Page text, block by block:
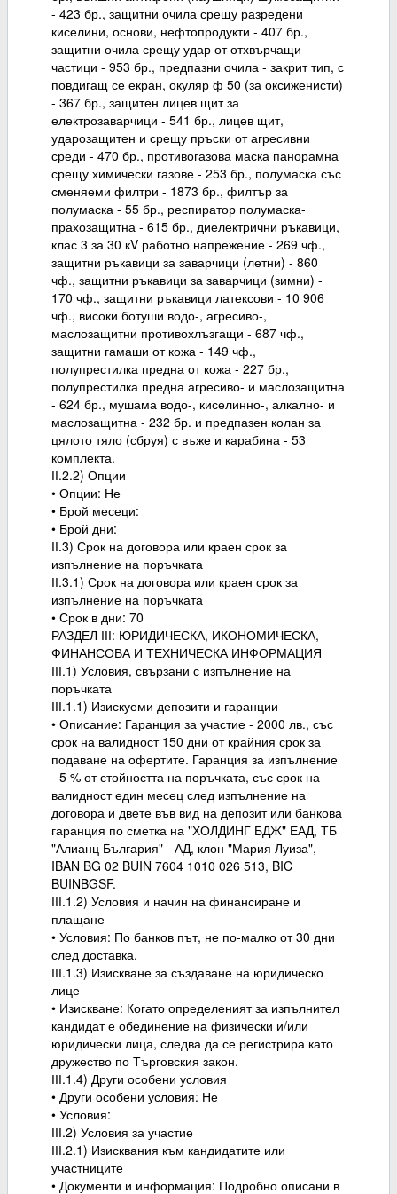
- 423 бр., защитни очила срещу разредени
киселини, основи, нефтопродукти - 407 бр.,
защитни очила срещу удар от отхвърчащи
частици - 953 бр., предпазни очила - закрит тип, с
повдигащ се екран, окуляр ф 50 (за оксиженисти)
- 367 бр., защитен лицев щит за
електрозаварчици - 541 бр., лицев щит,
ударозащитен и срещу пръски от агресивни
среди - 470 бр., противогазова маска панорамна
срещу химически газове - 253 бр., полумаска със
сменяеми филтри - 1873 бр., филтър за
полумаска - 55 бр., респиратор полумаска-
прахозащитна - 615 бр., диелектрични ръкавици,
клас 3 за 30 кV работно напрежение - 269 чф.,
защитни ръкавици за заварчици (летни) - 860
чф., защитни ръкавици за заварчици (зимни) -
170 чф., защитни ръкавици латексови - 10 906
чф., високи ботуши водо-, агресиво-,
маслозащитни противохлъзгащи - 687 чф.,
защитни гамаши от кожа - 149 чф.,
полупрестилка предна от кожа - 227 бр.,
полупрестилка предна агресиво- и маслозащитна
- 624 бр., мушама водо-, киселинно-, алкално- и
маслозащитна - 232 бр. и предпазен колан за
цялото тяло (сбруя) с въже и карабина - 53
комплекта.
ІІ.2.2) Опции
• Опции: Не
• Брой месеци:
• Брой дни:
ІІ.3) Срок на договора или краен срок за
изпълнение на поръчката
ІІ.3.1) Срок на договора или краен срок за
изпълнение на поръчката
• Срок в дни: 70
РАЗДЕЛ ІІІ: ЮРИДИЧЕСКА, ИКОНОМИЧЕСКА,
ФИНАНСОВА И ТЕХНИЧЕСКА ИНФОРМАЦИЯ
ІІІ.1) Условия, свързани с изпълнение на
поръчката
ІІІ.1.1) Изискуеми депозити и гаранции
• Описание: Гаранция за участие - 2000 лв., със
срок на валидност 150 дни от крайния срок за
подаване на офертите. Гаранция за изпълнение
- 5 % от стойността на поръчката, със срок на
валидност един месец след изпълнение на
договора и двете във вид на депозит или банкова
гаранция по сметка на "ХОЛДИНГ БДЖ" ЕАД, ТБ
"Алианц България" - АД, клон "Мария Луиза",
IBAN BG 02 BUIN 7604 1010 026 513, BIC
BUINBGSF.
ІІІ.1.2) Условия и начин на финансиране и
плащане
• Условия: По банков път, не по-малко от 30 дни
след доставка.
ІІІ.1.3) Изискване за създаване на юридическо
лице
• Изискване: Когато определеният за изпълнител
кандидат е обединение на физически и/или
юридически лица, следва да се регистрира като
дружество по Търговския закон.
ІІІ.1.4) Други особени условия
• Други особени условия: Не
• Условия:
ІІІ.2) Условия за участие
ІІІ.2.1) Изисквания към кандидатите или
участниците
• Документи и информация: Подробно описани в